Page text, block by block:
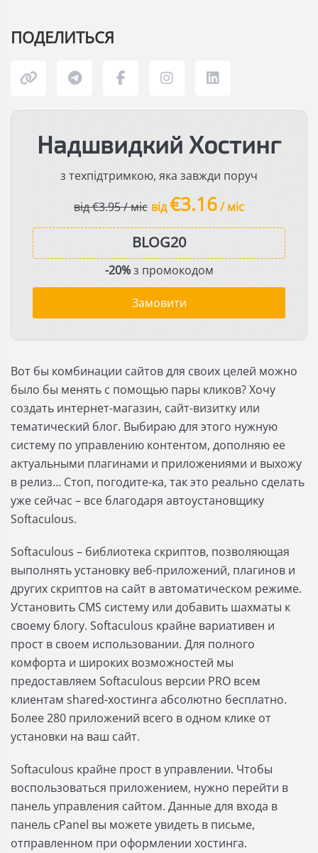
ПОДЕЛИТЬСЯ
Надшвидкий Хостинг
з техпідтримкою, яка завжди поруч
від €3.95 / міс від€3.16/ міс
-20%з промокодом
Замовити
Вот бы комбинации сайтов для своих целей можно
было бы менять с помощью пары кликов? Хочу
создать интернет-магазин, сайт-визитку или
тематический блог. Выбираю для этого нужную
систему по управлению контентом, дополняю ее
актуальными плагинами и приложениями и выхожу
в релиз… Стоп, погодите-ка, так это реально сделать
уже сейчас – все благодаря автоустановщику
Softaculous.
Softaculous – библиотека скриптов, позволяющая
выполнять установку веб-приложений, плагинов и
других скриптов на сайт в автоматическом режиме.
Установить CMS систему или добавить шахматы к
своему блогу. Softaculous крайне вариативен и
прост в своем использовании. Для полного
комфорта и широких возможностей мы
предоставляем Softaculous версии PRO всем
клиентам shared-хостинга абсолютно бесплатно.
Более 280 приложений всего в одном клике от
установки на ваш сайт.
Softaculous крайне прост в управлении. Чтобы
воспользоваться приложением, нужно перейти в
панель управления сайтом. Данные для входа в
панель cPanel вы можете увидеть в письме,
отправленном при оформлении хостинга.